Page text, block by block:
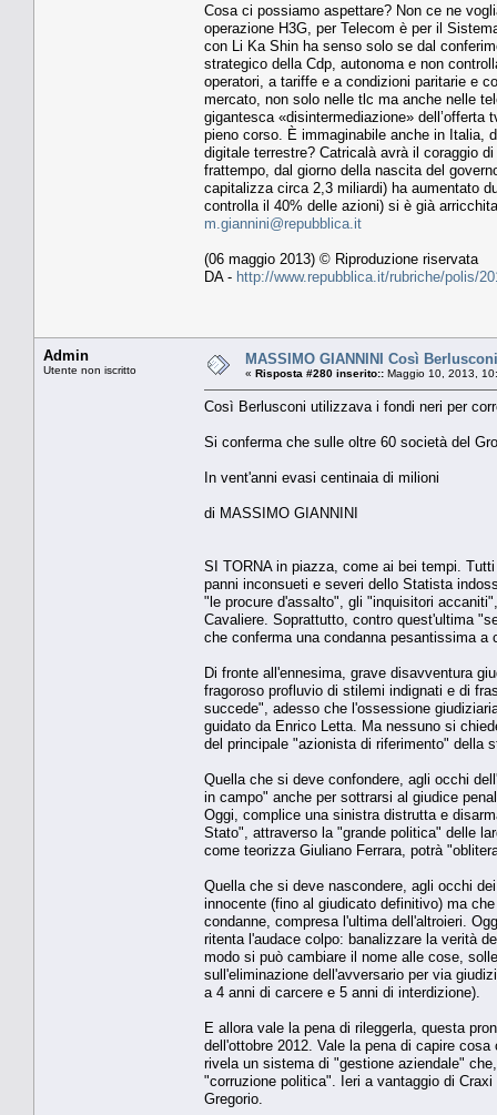
Cosa ci possiamo aspettare? Non ce ne
operazione H3G, per Telecom è per il
con Li Ka Shin ha senso solo se dal
strategico della Cdp, autonoma e non
operatori, a tariffe e a condizioni paritarie e
mercato, non solo nelle tlc ma anche nelle
gigantesca «disintermediazione»
pieno corso. È immaginabile anche in Italia,
digitale terrestre? Catricalà avrà il coraggio
frattempo, dal giorno della nascita del
capitalizza circa 2,3 miliardi) ha aumentato
controlla il 40% delle azioni) si è già
m.giannini@repubblica.it
(06 maggio 2013) © Riproduzione riservata
DA - http://www.repubblica.it/rubriche/polis/
Admin
Utente non iscritto
MASSIMO GIANNINI Così
« Risposta #280 inserito:: Maggio 10, 2013,
Così Berlusconi utilizzava i fondi neri per
Si conferma che sulle oltre 60 società del
In vent'anni evasi centinaia di milioni
di MASSIMO GIANNINI
SI TORNA in piazza, come ai bei tempi.
panni inconsueti e severi dello Statista
"le procure d'assalto", gli "inquisitori
Cavaliere. Soprattutto, contro quest'ultima
che conferma una condanna pesantissima a
Di fronte all'ennesima, grave disavventura
fragoroso profluvio di stilemi indignati e di
succede", adesso che l'ossessione
guidato da Enrico Letta. Ma nessuno si
del principale "azionista di riferimento" della
Quella che si deve confondere, agli occhi
in campo" anche per sottrarsi al giudice
Oggi, complice una sinistra distrutta e
Stato", attraverso la "grande politica" delle
come teorizza Giuliano Ferrara, potrà
Quella che si deve nascondere, agli occhi
innocente (fino al giudicato definitivo) ma
condanne, compresa l'ultima dell'altroieri.
ritenta l'audace colpo: banalizzare la verità
modo si può cambiare il nome alle cose,
sull'eliminazione dell'avversario per via
a 4 anni di carcere e 5 anni di interdizione).
E allora vale la pena di rileggerla, questa
dell'ottobre 2012. Vale la pena di capire
rivela un sistema di "gestione aziendale"
"corruzione politica". Ieri a vantaggio di
Gregorio.